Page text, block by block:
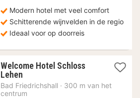
Modern hotel met veel comfort
Schitterende wijnvelden in de regio
Ideaal voor op doorreis
Welcome Hotel Schloss
Lehen1
nacht
vanaf
Bad Friedrichshall · 300 m van het
centrum